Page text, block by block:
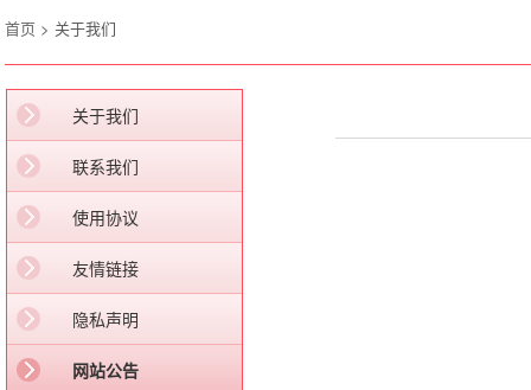
首页 > 关于我们
关于我们
联系我们
使用协议
友情链接
隐私声明
网站公告